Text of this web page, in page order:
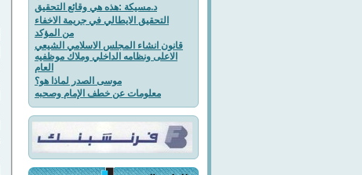
د.مسيكة :هذه هي وقائع التحقيق
التحقيق الايطالي في جريمة الاخفاء
من المؤكد
قانون انشاء المجلس الاسلامي الشيعي
الاعلى ونظامه الداخلي وملاك موظفيه
العام
موسى الصدر لماذا هو؟
معلومات عن خطف الإمام وصحبه